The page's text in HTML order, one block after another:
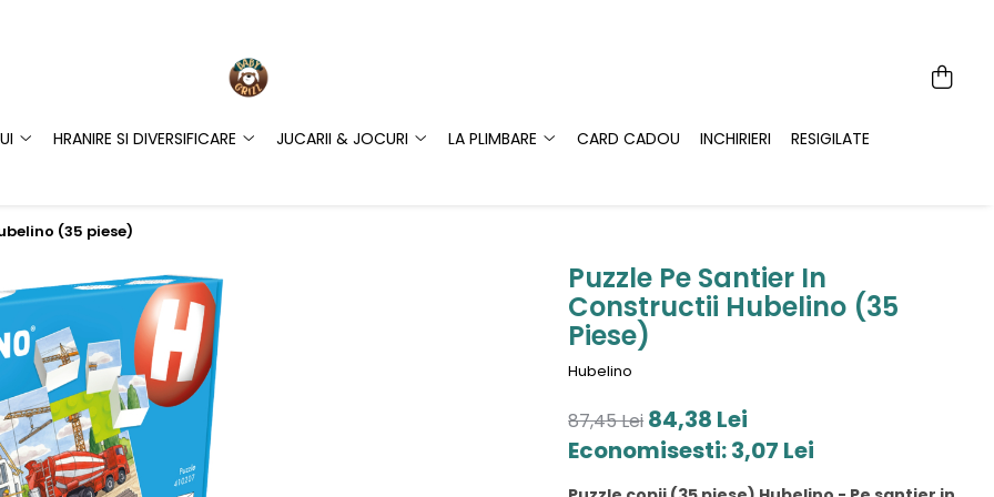
HRANIRE SI DIVERSIFICARE JUCARII & JOCURI LA PLIMBARE CARD CADOU INCHIRIERI
RESIGILATE
(35 piese)
Puzzle Pe Santier In
Constructii Hubelino (35
Piese)
Hubelino
87,45 Lei 84,38 Lei
Economisesti:3,07 Lei